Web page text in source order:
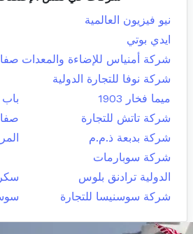
نيو فيزيون العالمية
ايدي بوتي
شركة أمنياس للإضاءة والمعدات
شركة نوفا للتجارة الدولية
ميما فخار 1903
باب
شركة تاتش للتجارة
شركة بدبعة ذ.م.م
شركة سوبارمات
الدولية ترادنق بلوس
شركة سوسنيسا للتجارة